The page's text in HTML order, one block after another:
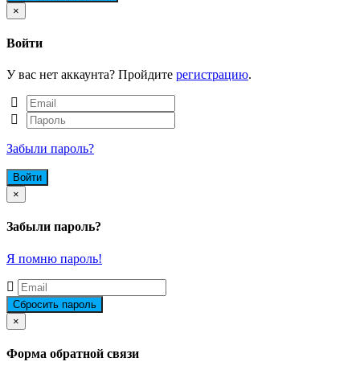
×
Войти
У вас нет аккаунта? Пройдите регистрацию.
Забыли пароль?
×
Забыли пароль?
Я помню пароль!
×
Форма обратной связи